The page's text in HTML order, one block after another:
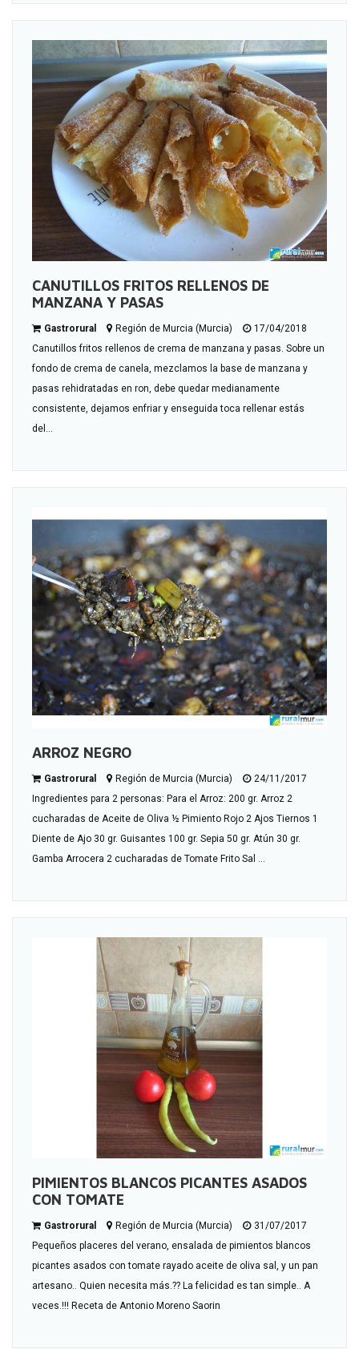
CANUTILLOS FRITOS RELLENOS DE
MANZANA Y PASAS
Gastrorural Región de Murcia (Murcia)
17/04/2018
Canutillos fritos rellenos de crema de manzana y pasas. Sobre un
fondo de crema de canela, mezclamos la base de manzana y
pasas rehidratadas en ron, debe quedar medianamente
consistente, dejamos enfriar y enseguida toca rellenar estás
del...
ARROZ NEGRO
Gastrorural Región de Murcia (Murcia)
24/11/2017
Ingredientes para 2 personas: Para el Arroz: 200 gr. Arroz 2
cucharadas de Aceite de Oliva ½ Pimiento Rojo 2 Ajos Tiernos 1
Diente de Ajo 30 gr. Guisantes 100 gr. Sepia 50 gr. Atún 30 gr.
Gamba Arrocera 2 cucharadas de Tomate Frito Sal ...
PIMIENTOS BLANCOS PICANTES ASADOS
CON TOMATE
Gastrorural Región de Murcia (Murcia)
31/07/2017
Pequeños placeres del verano, ensalada de pimientos blancos
picantes asados con tomate rayado aceite de oliva sal, y un pan
artesano.. Quien necesita más.?? La felicidad es tan simple.. A
veces.!!! Receta de Antonio Moreno Saorin